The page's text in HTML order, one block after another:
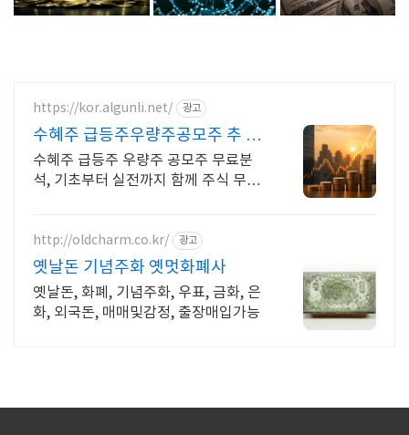
https://kor.algunli.net/ 광고
수혜주 급등주우량주공모주 추 우
량주 무료 공유
수혜주 급등주 우량주 공모주 무료분
석, 기초부터 실전까지 함께 주식 무료
http://oldcharm.co.kr/ 광고
옛날돈 기념주화 옛멋화폐사
옛날돈, 화폐, 기념주화, 우표, 금화, 은
화, 외국돈, 매매및감정, 출장매입가능